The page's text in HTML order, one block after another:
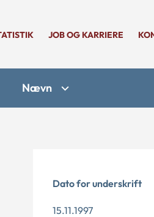
JOB OG KARRIERE
Nævn
Dato for underskrift
15.11.1997